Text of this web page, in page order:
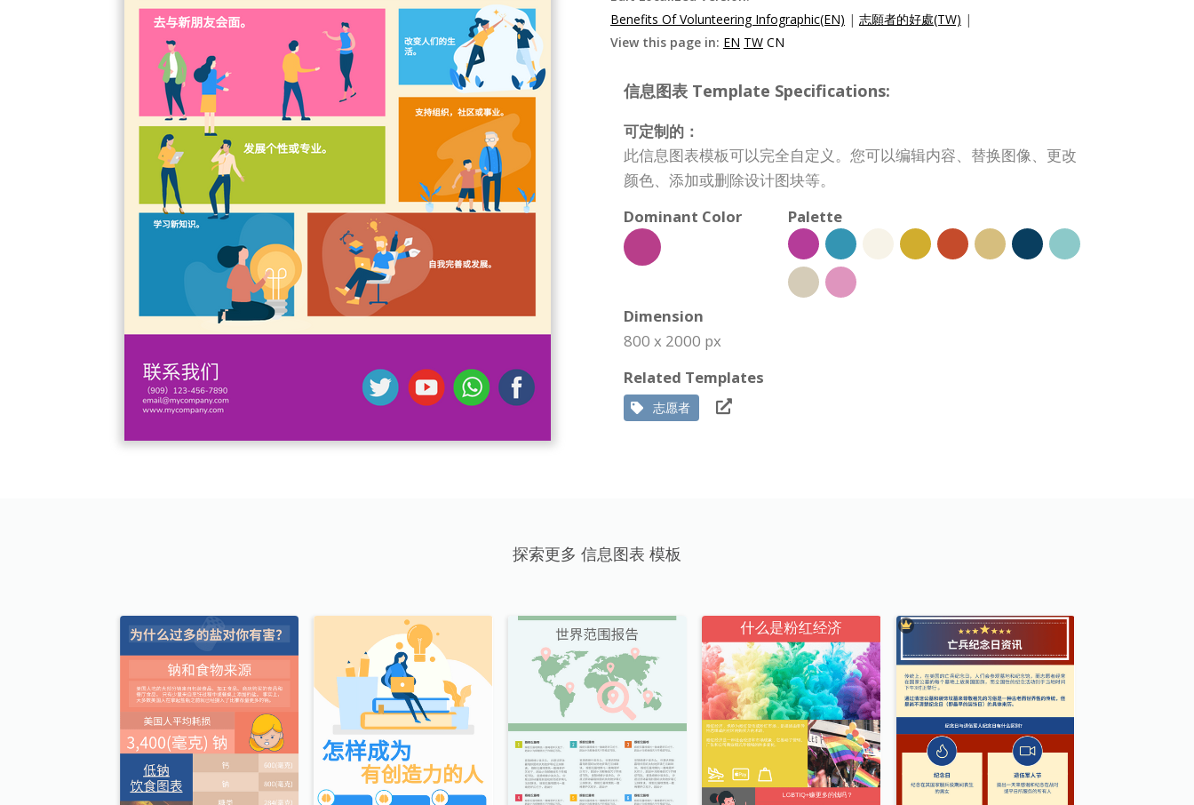
Benefits Of Volunteering Infographic(EN) | 志願者的好處(TW) |
View this page in: EN TW CN
信息图表 Template Specifications:
可定制的：
此信息图表模板可以完全自定义。您可以编辑内容、替换图像、更改
颜色、添加或删除设计图块等。
Dominant Color
Palette
Dimension
800 x 2000 px
Related Templates
志愿者
探索更多 信息图表 模板